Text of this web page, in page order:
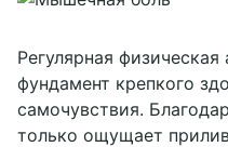
+7 925 443 10 18
Telegram chat
Регулярная
фундамент крепкого
самочувствия.
только ощущает